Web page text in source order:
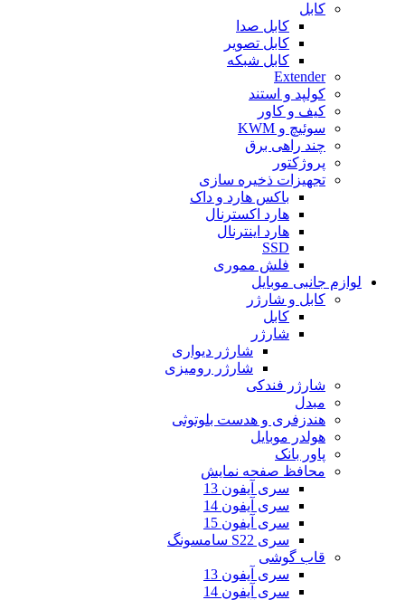
کابل
کابل صدا
کابل تصویر
کابل شبکه
Extender
کولپد و استند
کیف و کاور
سوئیچ و KWM
چند راهی برق
پروژکتور
تجهیزات ذخیره سازی
باکس هارد و داک
هارد اکسترنال
هارد اینترنال
SSD
فلش مموری
لوازم جانبی موبایل
کابل و شارژر
کابل
شارژر
شارژر دیواری
شارژر رومیزی
شارژر فندکی
مبدل
هندزفری و هدست بلوتوثی
هولدر موبایل
پاور بانک
محافظ صفحه نمایش
سری آیفون 13
سری آیفون 14
سری آیفون 15
سری S22 سامسونگ
قاب گوشی
سری آیفون 13
سری آیفون 14